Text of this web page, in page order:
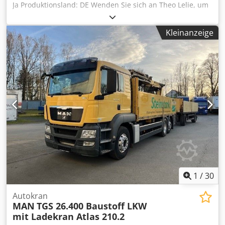
Ja Produktionsland: DE Wenden Sie sich an Theo Lelie, um
weitere Informationen zu erhalten. Cjdpfx Aexixpasdpjha
Kleinanzeige
1 /30
Autokran
MAN TGS 26.400 Baustoff LKW
mit Ladekran Atlas 210.2